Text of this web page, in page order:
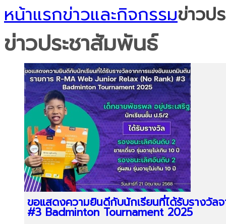
หน้าแรกข่าวและกิจกรรมข่าวป
ข่าวประชาสัมพันธ์
ขอแสดงความยินดีกับนักเรียนที่ได้รับรางวั
#3 Badminton Tournament 2025